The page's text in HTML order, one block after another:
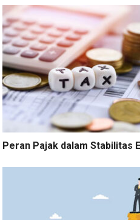
Peran Pajak dalam Stabilitas